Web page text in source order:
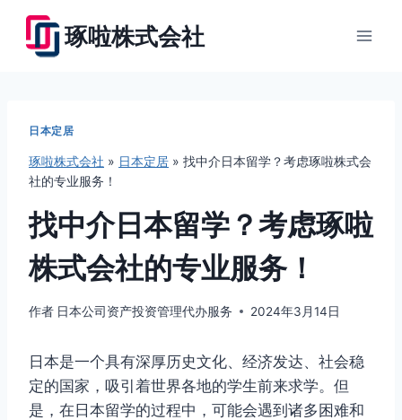
琢啦株式会社
日本定居
琢啦株式会社 » 日本定居 » 找中介日本留学？考虑琢啦株式会
社的专业服务！
找中介日本留学？考虑琢啦
株式会社的专业服务！
作者 日本公司资产投资管理代办服务 2024年3月14日
日本是一个具有深厚历史文化、经济发达、社会稳
定的国家，吸引着世界各地的学生前来求学。但
是，在日本留学的过程中，可能会遇到诸多困难和